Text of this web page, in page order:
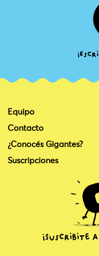
Equipo
Contacto
¿Conocés Gigantes?
Suscripciones